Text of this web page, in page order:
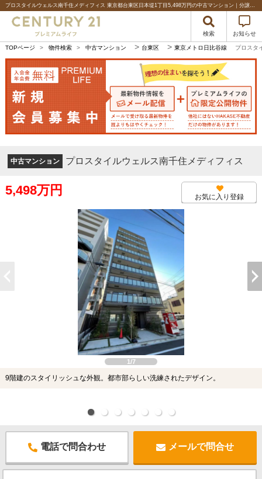
プロスタイルウェルス南千住メディフィス 東京都台東区日本堤1丁目5,498万円の中古マンション｜分譲マンション情報｜センチュリー21プレミアムライフ
検索 お知らせ
TOPページ > 物件検索 > 中古マンション > 台東区 > 東京メトロ日比谷線 プロスタ
中古マンション プロスタイルウェルス南千住メディフィス
5,498万円 お気に入り登録
1/7
9階建のスタイリッシュな外観。都市部らしい洗練されたデザイン。
電話で問合わせ メールで問合せ